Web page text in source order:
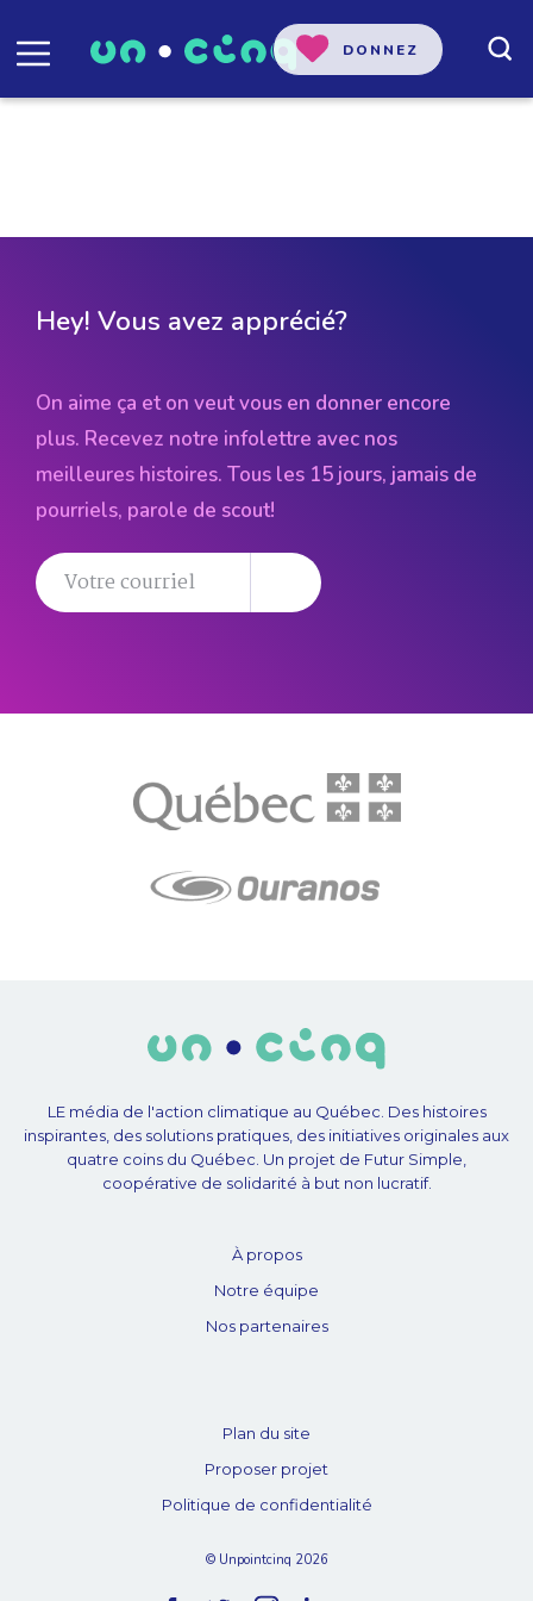
DONNEZ
Hey! Vous avez apprécié?
On aime ça et on veut vous en donner encore
plus. Recevez notre infolettre avec nos
meilleures histoires. Tous les 15 jours, jamais de
pourriels, parole de scout!
LE média de l'action climatique au Québec. Des histoires
inspirantes, des solutions pratiques, des initiatives originales aux
quatre coins du Québec. Un projet de Futur Simple,
coopérative de solidarité à but non lucratif.
À propos
Notre équipe
Nos partenaires
Plan du site
Proposer projet
Politique de confidentialité
© Unpointcinq 2026